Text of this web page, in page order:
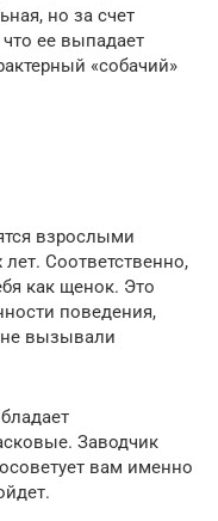
но за счет
ее выпадает
«собачий»
взрослыми
Соответственно,
как щенок. Это
поведения,
вызывали
Заводчик
вам именно